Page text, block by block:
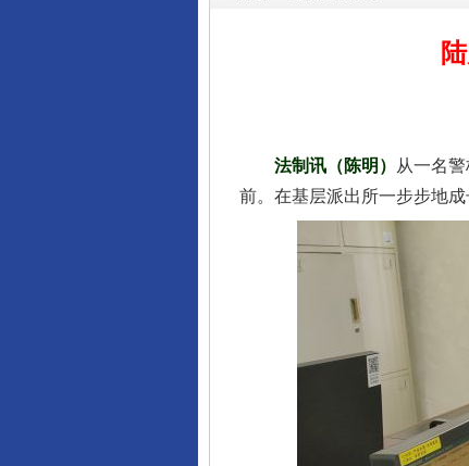
法制讯（陈明）
从一名
前。在基层派出所一步步地